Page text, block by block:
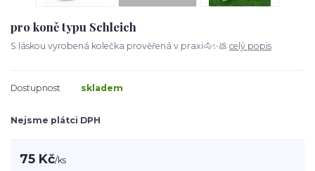
pro koně typu Schleich
S láskou vyrobená kolečka prověřená v praxi🐴✨💩 celý popis
Dostupnost skladem
Nejsme plátci DPH
75 Kč/ks